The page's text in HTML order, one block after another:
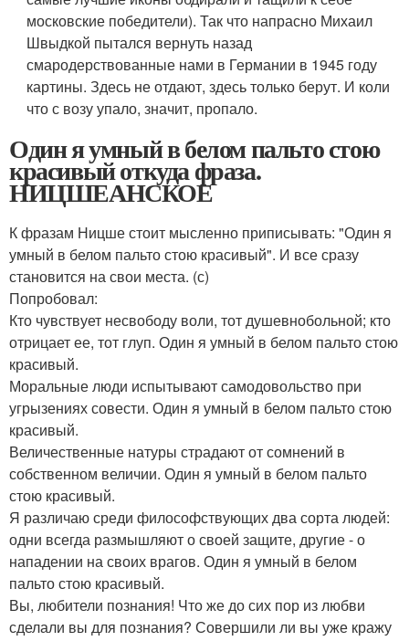
московские победители). Так что напрасно Михаил
Швыдкой пытался вернуть назад
смародерствованные нами в Германии в 1945 году
картины. Здесь не отдают, здесь только берут. И коли
что с возу упало, значит, пропало.
Один я умный в белом пальто стою
красивый откуда фраза.
НИЦШЕАНСКОЕ
К фразам Ницше стоит мысленно приписывать: "Один я
умный в белом пальто стою красивый". И все сразу
становится на свои места. (с)
Попробовал:
Кто чувствует несвободу воли, тот душевнобольной; кто
отрицает ее, тот глуп. Один я умный в белом пальто стою
красивый.
Моральные люди испытывают самодовольство при
угрызениях совести. Один я умный в белом пальто стою
красивый.
Величественные натуры страдают от сомнений в
собственном величии. Один я умный в белом пальто
стою красивый.
Я различаю среди философствующих два сорта людей:
одни всегда размышляют о своей защите, другие - о
нападении на своих врагов. Один я умный в белом
пальто стою красивый.
Вы, любители познания! Что же до сих пор из любви
сделали вы для познания? Совершили ли вы уже кражу